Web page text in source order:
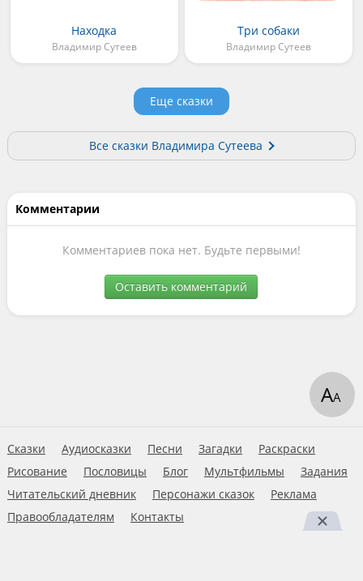
Находка
Владимир Сутеев
Три собаки
Владимир Сутеев
Еще сказки
Все сказки Владимира Сутеева
Комментарии
Комментариев пока нет. Будьте первыми!
Оставить комментарий
Сказки Аудиосказки Песни Загадки
Раскраски
Рисование
Пословицы Блог Мультфильмы
Задания
Читательский дневник
Персонажи сказок
Реклама
Правообладателям
Контакты
АА